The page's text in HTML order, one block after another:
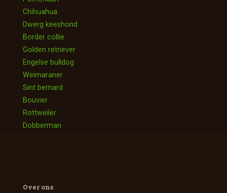
Chihuahua
Dwerg keeshond
Border collie
Golden retriever
Engelse bulldog
Weimaraner
Sint bernard
Bouvier
Rottweiler
Dobberman
Over ons